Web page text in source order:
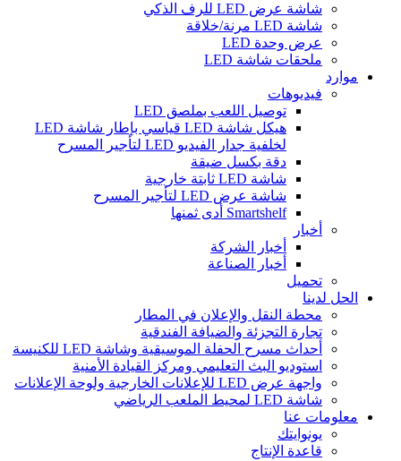
شاشة عرض LED للرف الذكي
شاشة LED مرنة/خلاقة
عرض وحدة LED
ملحقات شاشة LED
موارد
فيديوهات
توصيل اللعب بملصق LED
هيكل شاشة LED قياسي بإطار شاشة LED
لخلفية جدار الفيديو LED لتأجير المسرح
دقة بكسل ضيقة
شاشة LED ثابتة خارجية
شاشة عرض LED لتأجير المسرح
Smartshelf أدى ثمنها
أخبار
أخبار الشركة
أخبار الصناعة
تحميل
الحل لدينا
محطة النقل والإعلان في المطار
تجارة التجزئة والضيافة الفندقية
أحداث مسرح الحفلة الموسيقية وشاشة LED للكنيسة
استوديو البث التعليمي ومركز القيادة الأمنية
واجهة عرض LED للإعلانات الخارجية ولوحة الإعلانات
شاشة LED لمحيط الملعب الرياضي
معلومات عنا
يونوايتك
قاعدة الإنتاج